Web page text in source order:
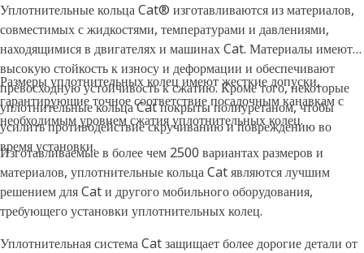
Уплотнительные кольца Cat® изготавливаются из материалов,
совместимых с жидкостями, температурами и давлениями,
находящимися в двигателях и машинах Cat. Материалы имеют
высокую стойкость к износу и деформации и обеспечивают
превосходную устойчивость к сжатию. Кроме того, некоторые
уплотнительные кольца Cat покрыты полиуретаном, чтобы
усилить противодействие скручиванию и повреждению во
время установки.
Размеры уплотнительных колец имеют жесткие допуски,
гарантирующие точное соответствие посадочным канавкам с
необходимым уровнем сжатия уплотнительных колец.
Изготавливаемые в более чем 2500 вариантах размеров и
материалов, уплотнительные кольца Cat являются лучшим
решением для Cat и другого мобильного оборудования,
требующего установки уплотнительных колец.
Уплотнительная система Cat защищает более дорогие детали от